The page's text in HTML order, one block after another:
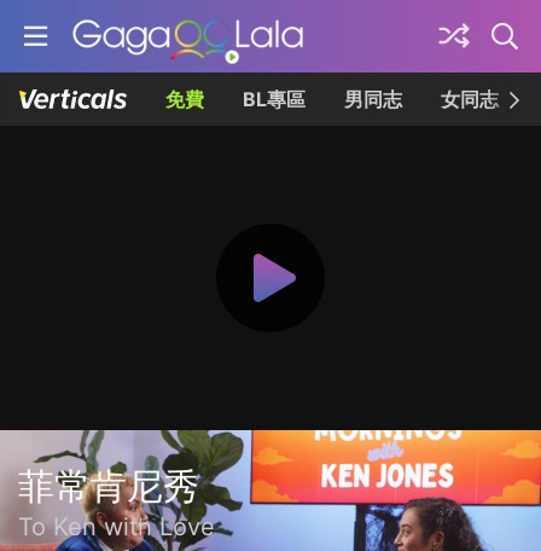
免費 BL專區 男同志 女同志
菲常肯尼秀
To Ken with Love